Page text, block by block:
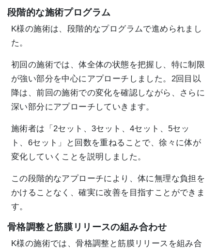
段階的な施術プログラム
K様の施術は、段階的なプログラムで進められまし
た。
初回の施術では、体全体の状態を把握し、特に制限
が強い部分を中心にアプローチしました。2回目以
降は、前回の施術での変化を確認しながら、さらに
深い部分にアプローチしていきます。
施術者は「2セット、3セット、4セット、5セッ
ト、6セット」と回数を重ねることで、徐々に体が
変化していくことを説明しました。
この段階的なアプローチにより、体に無理な負担を
かけることなく、確実に改善を目指すことができま
す。
骨格調整と筋膜リリースの組み合わせ
K様の施術では、骨格調整と筋膜リリースを組み合